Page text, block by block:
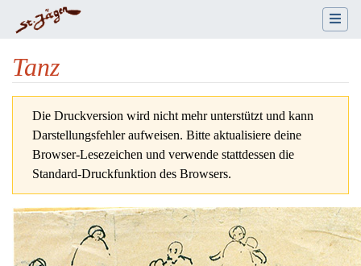
Tanz
Die Druckversion wird nicht mehr unterstützt und kann
Darstellungsfehler aufweisen. Bitte aktualisiere deine
Browser-Lesezeichen und verwende stattdessen die
Standard-Druckfunktion des Browsers.